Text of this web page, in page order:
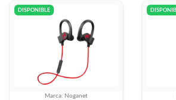
DISPONIBLE
Marca: Noganet